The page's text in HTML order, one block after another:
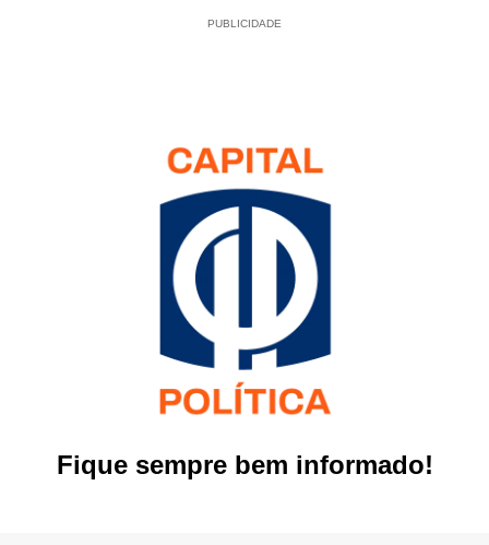
PUBLICIDADE
Fique sempre bem informado!